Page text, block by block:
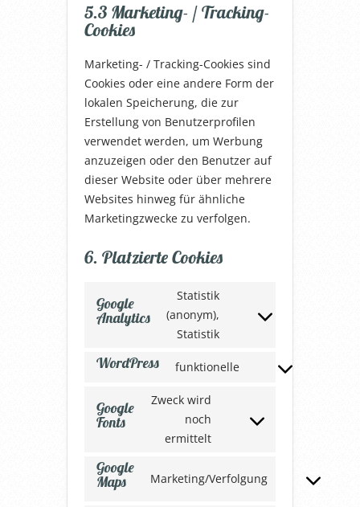
5.3 Marketing- / Tracking-
Cookies
Marketing- / Tracking-Cookies sind
Cookies oder eine andere Form der
lokalen Speicherung, die zur
Erstellung von Benutzerprofilen
verwendet werden, um Werbung
anzuzeigen oder den Benutzer auf
dieser Website oder über mehrere
Websites hinweg für ähnliche
Marketingzwecke zu verfolgen.
6. Platzierte Cookies
Google
Analytics
Statistik
(anonym),
Statistik
Consent
google-
WordPress funktionelle
Consent
wordpress
Google
Fonts
Zweck wird
noch
ermittelt
Consent
fonts
Google
Maps Marketing/Verfolgung
Consent